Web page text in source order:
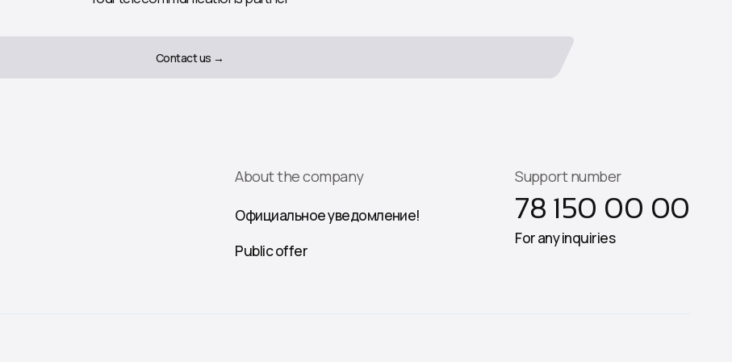
Contact us →
About the company
Официальное уведомление!
Public offer
Support number
78 150 00 00
For any inquiries